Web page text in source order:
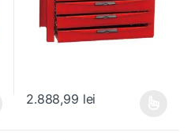
2.888,99 lei